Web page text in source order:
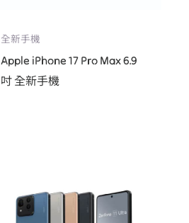
全新手機
Apple iPhone 17 Pro Max 6.9
吋 全新手機